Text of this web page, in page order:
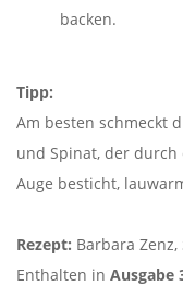
backen.
Tipp:
Am besten schmeckt
und Spinat, der durch
Auge besticht,
Rezept: Barbara
Enthalten in Ausgabe